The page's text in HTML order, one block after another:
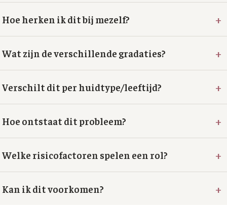
Hoe herken ik dit bij mezelf? +
Wat zijn de verschillende gradaties? +
Verschilt dit per huidtype/leeftijd? +
Hoe ontstaat dit probleem? +
Welke risicofactoren spelen een rol? +
Kan ik dit voorkomen? +